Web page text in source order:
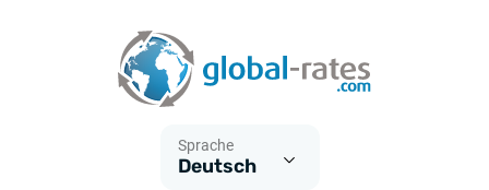
Sprache
Deutsch
Was ist die VPI-Inflation?
Was ist die HVPI-Inflation?
Historische Euribor-Sätze
Historische ESTER-Sätze
Inflationsrechner